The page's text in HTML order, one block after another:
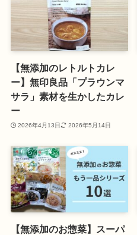
【無添加のレトルトカレ
ー】無印良品「プラウンマ
サラ」素材を生かしたカレ
ー
2026年4月13日 2026年5月14日
【無添加のお惣菜】スーパ